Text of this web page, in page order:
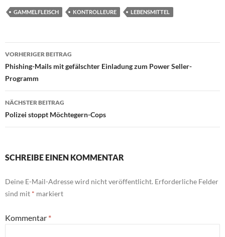
GAMMELFLEISCH KONTROLLEURE LEBENSMITTEL
Beitragsnavigation
VORHERIGER BEITRAG
Phishing-Mails mit gefälschter Einladung zum Power Seller-
Programm
NÄCHSTER BEITRAG
Polizei stoppt Möchtegern-Cops
SCHREIBE EINEN KOMMENTAR
Deine E-Mail-Adresse wird nicht veröffentlicht. Erforderliche Felder
sind mit * markiert
Kommentar *